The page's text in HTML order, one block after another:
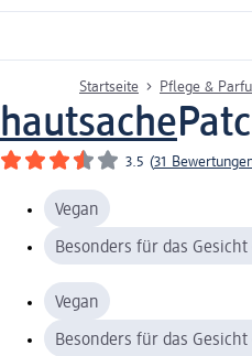
Startseite Pflege &
hautsache
3.5 (31
Vegan
Besonders für das
Vegan
Besonders für das